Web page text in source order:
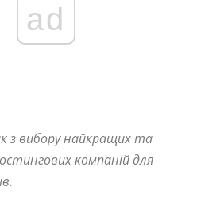
ad
з вибору найкращих та
компаній для